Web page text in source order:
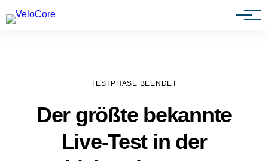
Agenturen & Webdesigner
TESTPHASE BEENDET
Der größte bekannte
Live-Test in der